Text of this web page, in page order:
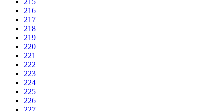
215
216
217
218
219
220
221
222
223
224
225
226